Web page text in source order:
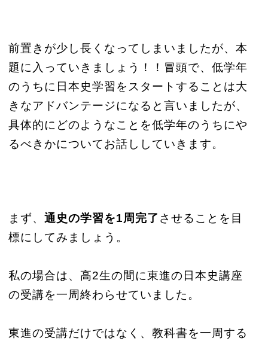
前置きが少し長くなってしまいましたが、本
題に入っていきましょう！！冒頭で、低学年
のうちに日本史学習をスタートすることは大
きなアドバンテージになると言いましたが、
具体的にどのようなことを低学年のうちにや
るべきかについてお話ししていきます。
まず、 通史の学習を1周完了 させることを目
標にしてみましょう。
私の場合は、高2生の間に東進の日本史講座
の受講を一周終わらせていました。
東進の受講だけではなく、教科書を一周する